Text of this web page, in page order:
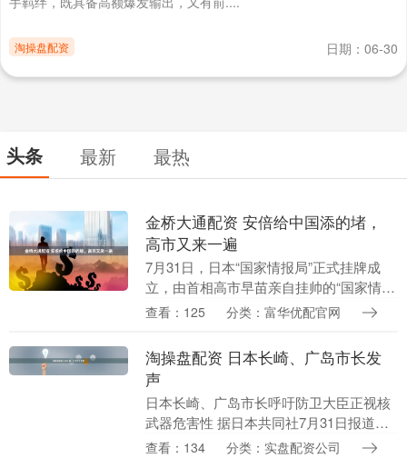
淘操盘配资 日期：06-30
头条 最新 最热
金桥大通配资 安倍给中国添的堵，
高市又来一遍
7月31日，日本“国家情报局”正式挂牌成
立，由首相高市早苗亲自挂帅的“国家情报
会议”也在同日召开首次会议。 沉睡多年
本其心....
查看：125 分类：富华优配官网
淘操盘配资 日本长崎、广岛市长发
声
日本长崎、广岛市长呼吁防卫大臣正视核
武器危害性 据日本共同社7月31日报道，
日本长崎市和广岛市市长当天各自召开记
查看：134 分类：实盘配资公司